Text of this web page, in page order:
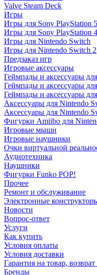
Valve Steam Deck
Игры
Игры для Sony PlayStation 5
Игры для Sony PlayStation 4
Игры для Nintendo Switch
Игры для Nintendo Switch 2
Предзаказ игр
Игровые аксессуары
Геймпады и аксессуары
Геймпады и аксессуары
Геймпады и аксессуары
Аксессуары для Nintendo
Аксессуары для Nintendo
Фигурки Amiibo для
Игровые мыши
Игровые наушники
Очки виртуальной
Аудиотехника
Наушники
Фигурки Funko POP!
Прочее
Ремонт и обслуживание
Электронные
Новости
Вопрос-ответ
Услуги
Как купить
Условия оплаты
Условия доставки
Гарантия на товар, возврат
Бренды